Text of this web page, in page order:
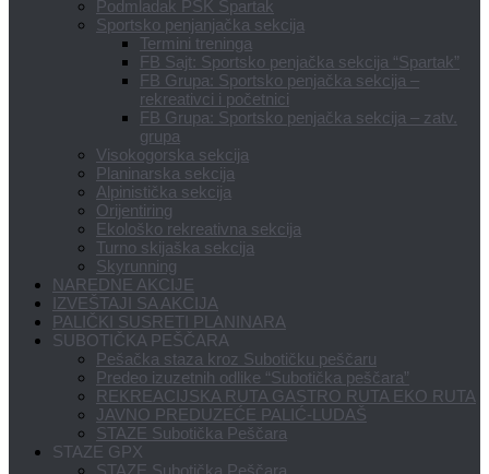
Podmladak PSK Spartak
Sportsko penjanjačka sekcija
Termini treninga
FB Sajt: Sportsko penjačka sekcija “Spartak”
FB Grupa: Sportsko penjačka sekcija –
rekreativci i početnici
FB Grupa: Sportsko penjačka sekcija – zatv.
grupa
Visokogorska sekcija
Planinarska sekcija
Alpinistička sekcija
Orijentiring
Ekološko rekreativna sekcija
Turno skijaška sekcija
Skyrunning
NAREDNE AKCIJE
IZVEŠTAJI SA AKCIJA
PALIČKI SUSRETI PLANINARA
SUBOTIČKA PEŠČARA
Pešačka staza kroz Subotičku peščaru
Predeo izuzetnih odlike “Subotička peščara”
REKREACIJSKA RUTA GASTRO RUTA EKO RUTA
JAVNO PREDUZEĆE PALIĆ-LUDAŠ
STAZE Subotička Peščara
STAZE GPX